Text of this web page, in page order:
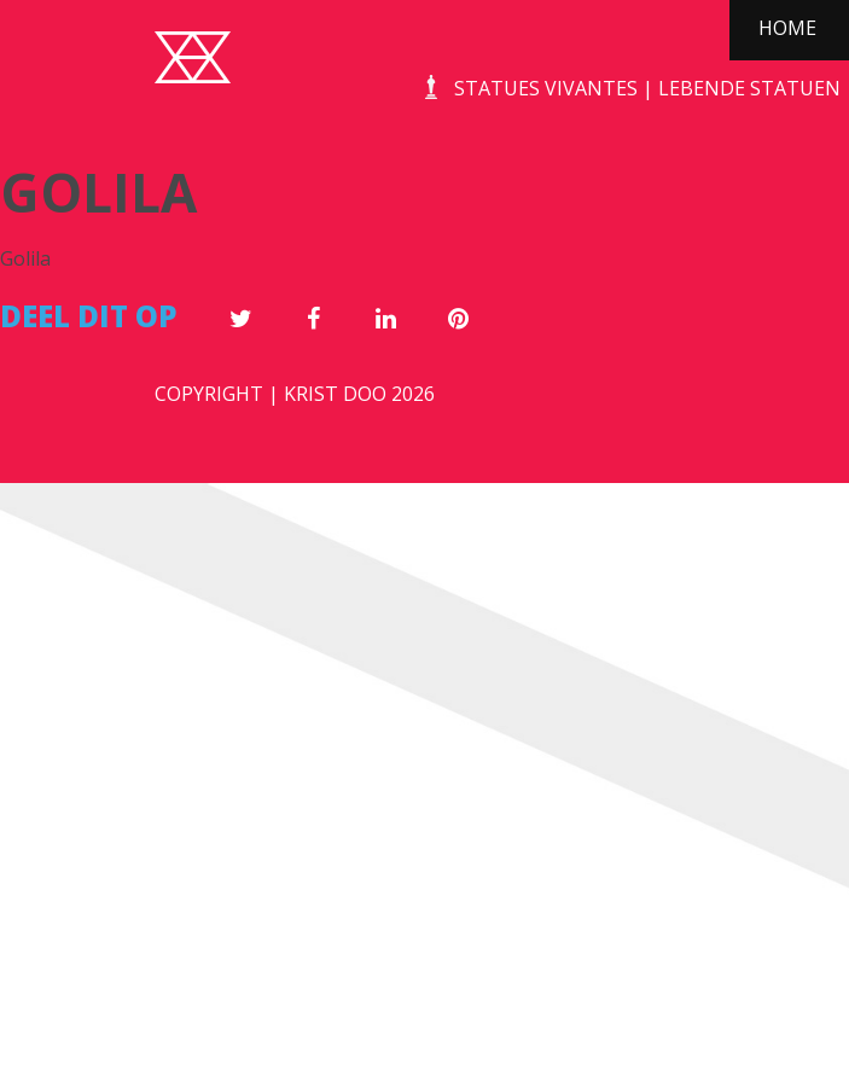
HOME
STATUES VIVANTES | LEBENDE STATUEN
GOLILA
GOLILA
Golila
DEEL DIT OP
COPYRIGHT | KRIST DOO 2026